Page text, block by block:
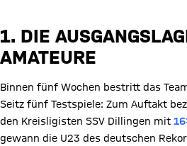
1. DIE
AMATEURE
Binnen fünf Wochen bestritt das
Seitz fünf Testspiele: Zum Auftakt
den Kreisligisten SSV Dillingen mit
gewann die U23 des deutschen